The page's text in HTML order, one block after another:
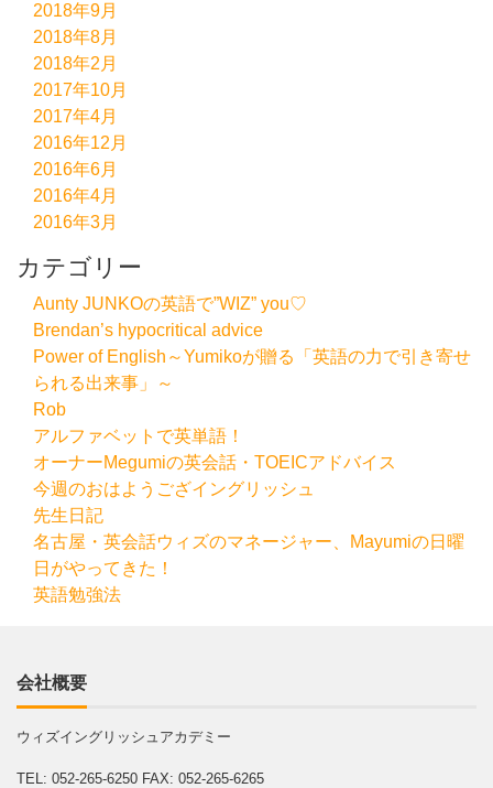
2018年9月
2018年8月
2018年2月
2017年10月
2017年4月
2016年12月
2016年6月
2016年4月
2016年3月
カテゴリー
Aunty JUNKOの英語で”WIZ” you♡
Brendan’s hypocritical advice
Power of English～Yumikoが贈る「英語の力で引き寄せ
られる出来事」～
Rob
アルファベットで英単語！
オーナーMegumiの英会話・TOEICアドバイス
今週のおはようござイングリッシュ
先生日記
名古屋・英会話ウィズのマネージャー、Mayumiの日曜
日がやってきた！
英語勉強法
会社概要
ウィズイングリッシュアカデミー
TEL: 052-265-6250 FAX: 052-265-6265